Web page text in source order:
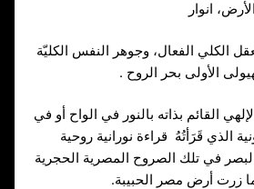
انوار
الكلي الفعال، وجوهر النفس الكليّة
الأولى بحر الروح .
القائم بذاته بالنور في الواح أو في
الذي قَرَأتُهُ قراءة نورانية روحية
في تلك الصروح المصرية الحجرية